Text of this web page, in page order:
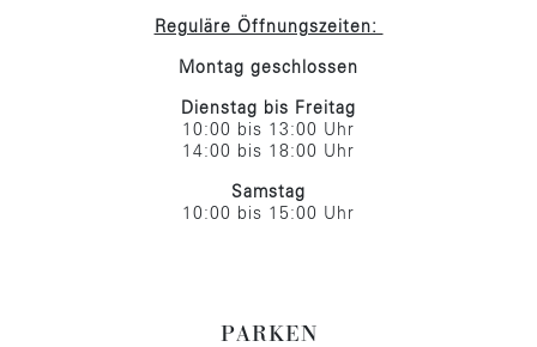
Reguläre Öffnungszeiten:
Montag geschlossen
Dienstag bis Freitag
10:00 bis 13:00 Uhr
14:00 bis 18:00 Uhr
Samstag
10:00 bis 15:00 Uhr
PARKEN